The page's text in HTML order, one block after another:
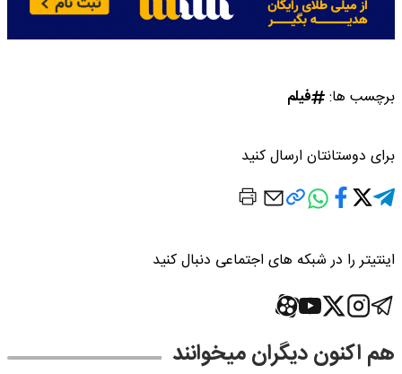
برچسب ها: فیلم
برای دوستانتان ارسال کنید
اینتیتر را در شبکه های اجتماعی دنبال کنید
هم اکنون دیگران میخوانند